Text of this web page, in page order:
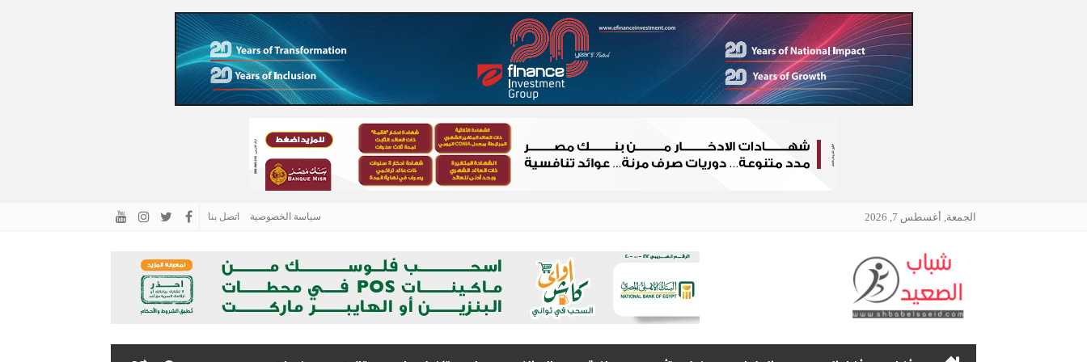
الجمعة, أغسطس 7, 2026 سياسة الخصوصية اتصل بنا
الرئيسية – شباب الصعيد